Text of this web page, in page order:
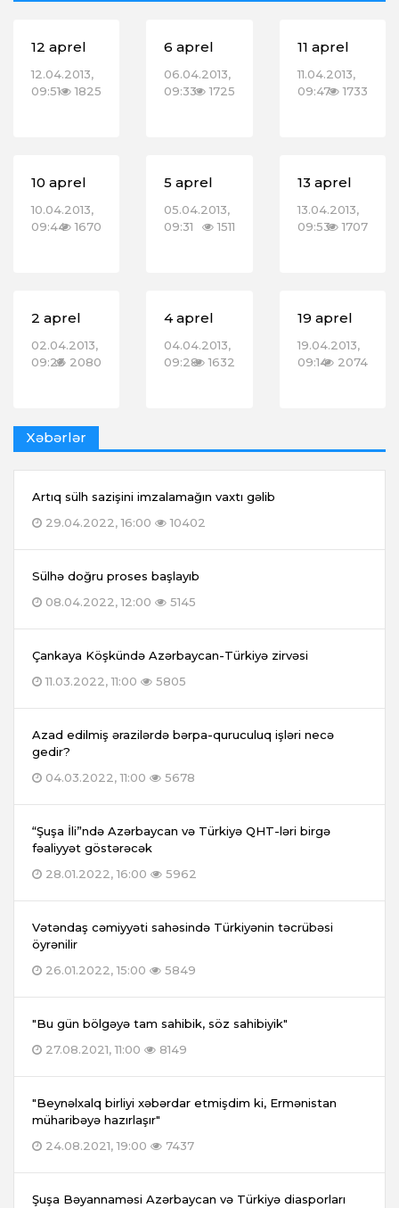
12 aprel
12.04.2013,
09:51
1825
6 aprel
06.04.2013,
09:33 1725
11 aprel
11.04.2013,
09:47
1733
10 aprel
10.04.2013,
09:44 1670
5 aprel
05.04.2013,
09:31
1511
13 aprel
13.04.2013,
09:53 1707
2 aprel
02.04.2013,
09:23 2080
4 aprel
04.04.2013,
09:28 1632
19 aprel
19.04.2013,
09:14 2074
Xəbərlər
Artıq sülh sazişini imzalamağın vaxtı gəlib
29.04.2022, 16:00
10402
Sülhə doğru proses başlayıb
08.04.2022, 12:00
5145
Çankaya Köşkündə Azərbaycan-Türkiyə zirvəsi
11.03.2022, 11:00
5805
Azad edilmiş ərazilərdə bərpa-quruculuq işləri necə
gedir?
04.03.2022, 11:00
5678
“Şuşa İli”ndə Azərbaycan və Türkiyə QHT-ləri birgə
fəaliyyət göstərəcək
28.01.2022, 16:00
5962
Vətəndaş cəmiyyəti sahəsində Türkiyənin təcrübəsi
öyrənilir
26.01.2022, 15:00
5849
"Bu gün bölgəyə tam sahibik, söz sahibiyik"
27.08.2021, 11:00
8149
"Beynəlxalq birliyi xəbərdar etmişdim ki, Ermənistan
müharibəyə hazırlaşır"
24.08.2021, 19:00
7437
Şuşa Bəyannaməsi Azərbaycan və Türkiyə diasporları